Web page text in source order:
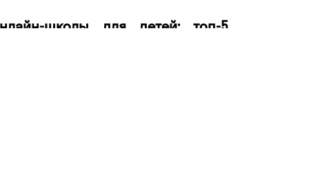
школы для детей: топ-5
детей в 2025 году стали крупнейшим